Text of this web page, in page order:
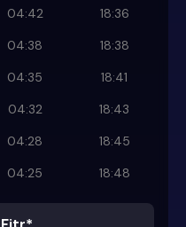
04:42
18:36
04:38
18:38
04:35
18:41
04:32
18:43
04:28
18:45
04:25 18:48